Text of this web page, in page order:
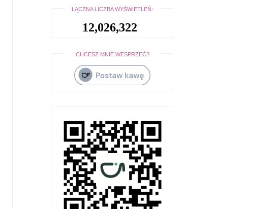
ŁĄCZNA LICZBA WYŚWIETLEŃ:
12,026,322
CHCESZ MNIE WESPRZEĆ?